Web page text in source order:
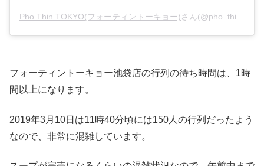
Pho Thin TOKYO(フォーティントーキョー)さん(@pho_thin_tokyo)がシェアした投稿 –
フォーティントーキョー池袋店の行列の待ち時間は、1時
間以上になります。
2019年3月10日は11時40分頃には150人の行列だったよう
なので、非常に混雑しています。